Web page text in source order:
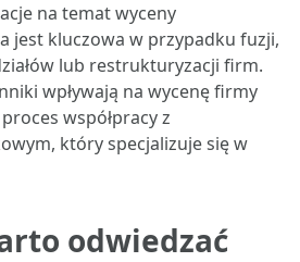
na temat wyceny
jest kluczowa w przypadku fuzji,
lub restrukturyzacji firm.
wpływają na wycenę firmy
współpracy z
który specjalizuje się w
odwiedzać